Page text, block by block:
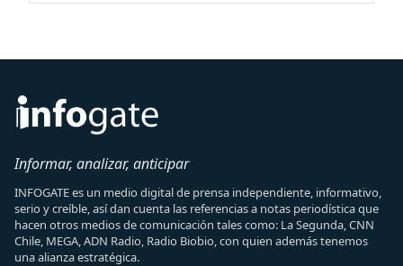
Informar, analizar, anticipar
INFOGATE es un medio digital de prensa independiente, informativo,
serio y creíble, así dan cuenta las referencias a notas periodística que
hacen otros medios de comunicación tales como: La Segunda, CNN
Chile, MEGA, ADN Radio, Radio Biobio, con quien además tenemos
una alianza estratégica.